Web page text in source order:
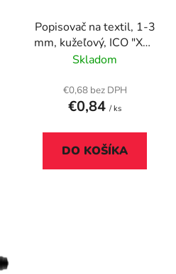
Popisovač na textil, 1-3
mm, kužeľový, ICO "XXL
T-Shirt", červený
Skladom
€0,68 bez DPH
€0,84 / ks
DO KOŠÍKA